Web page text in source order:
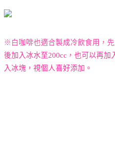
※白咖啡也適合製成冷飲食用，先
後加入冰水至200cc ，也可以再加
入冰塊，視個人喜好添加。